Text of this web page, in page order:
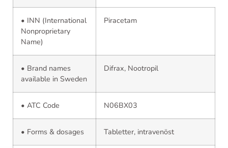
• INN (International
Nonproprietary
Name)
Piracetam
• Brand names
available in Sweden
Difrax, Nootropil
• ATC Code N06BX03
• Forms & dosages Tabletter, intravenöst